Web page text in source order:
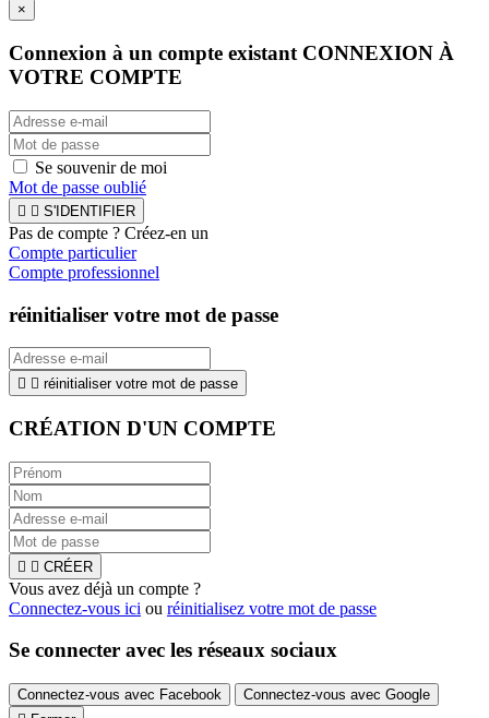
×
Connexion à un compte existant CONNEXION À
VOTRE COMPTE
Se souvenir de moi
Mot de passe oublié
  S'IDENTIFIER
Pas de compte ? Créez-en un
Compte particulier
Compte professionnel
réinitialiser votre mot de passe
  réinitialiser votre mot de passe
CRÉATION D'UN COMPTE
  CRÉER
Vous avez déjà un compte ?
Connectez-vous ici ou réinitialisez votre mot de passe
Se connecter avec les réseaux sociaux
Connectez-vous avec Facebook
Connectez-vous avec Google